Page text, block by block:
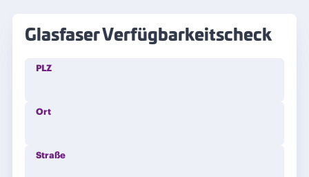
Glasfaser Verfügbarkeitscheck
PLZ
Ort
Straße